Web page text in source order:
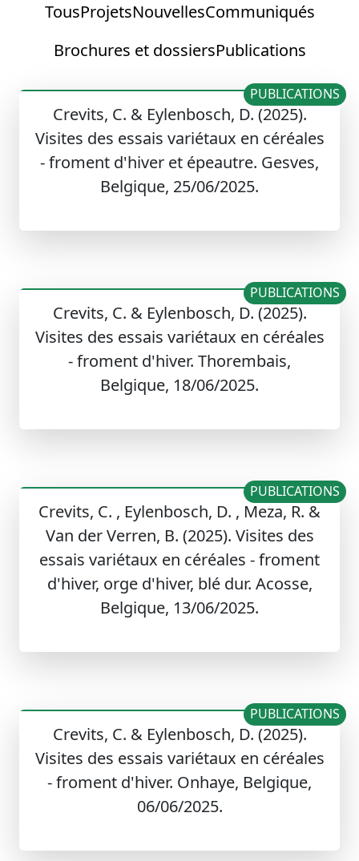
TousProjetsNouvellesCommuniqués
Brochures et dossiersPublications
Crevits, C. & Eylenbosch, D. (2025).
Visites des essais variétaux en céréales
- froment d'hiver et épeautre. Gesves,
Belgique, 25/06/2025.
PUBLICATIONS
Crevits, C. & Eylenbosch, D. (2025).
Visites des essais variétaux en céréales
- froment d'hiver. Thorembais,
Belgique, 18/06/2025.
PUBLICATIONS
Crevits, C. , Eylenbosch, D. , Meza, R. &
Van der Verren, B. (2025). Visites des
essais variétaux en céréales - froment
d'hiver, orge d'hiver, blé dur. Acosse,
Belgique, 13/06/2025.
PUBLICATIONS
Crevits, C. & Eylenbosch, D. (2025).
Visites des essais variétaux en céréales
- froment d'hiver. Onhaye, Belgique,
06/06/2025.
PUBLICATIONS